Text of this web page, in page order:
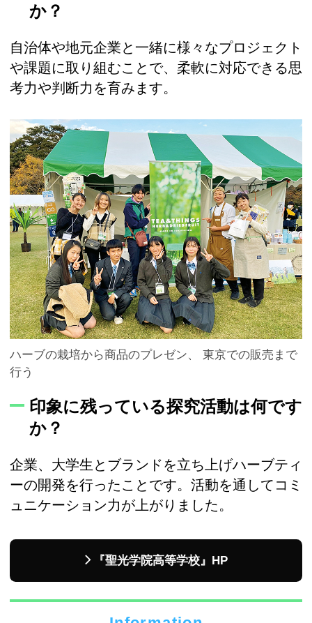
か？
自治体や地元企業と一緒に様々なプロジェクト
や課題に取り組むことで、柔軟に対応できる思
考力や判断力を育みます。
ハーブの栽培から商品のプレゼン、 東京での販売まで
行う
印象に残っている探究活動は何です
か？
企業、大学生とブランドを立ち上げハーブティ
ーの開発を行ったことです。活動を通してコミ
ュニケーション力が上がりました。
『聖光学院高等学校』HP